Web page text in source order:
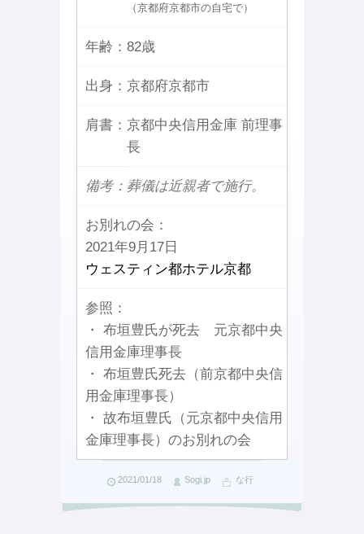
（京都府京都市の自宅で）
年齢： 82歳
出身： 京都府京都市
肩書： 京都中央信用金庫 前理事
長
備考：葬儀は近親者で施行。
お別れの会：
2021年9月17日
ウェスティン都ホテル京都
参照：
・ 布垣豊氏が死去 元京都中央
信用金庫理事長
・ 布垣豊氏死去（前京都中央信
用金庫理事長）
・ 故布垣豊氏（元京都中央信用
金庫理事長）のお別れの会
2021/01/18 Sogi.jp な行